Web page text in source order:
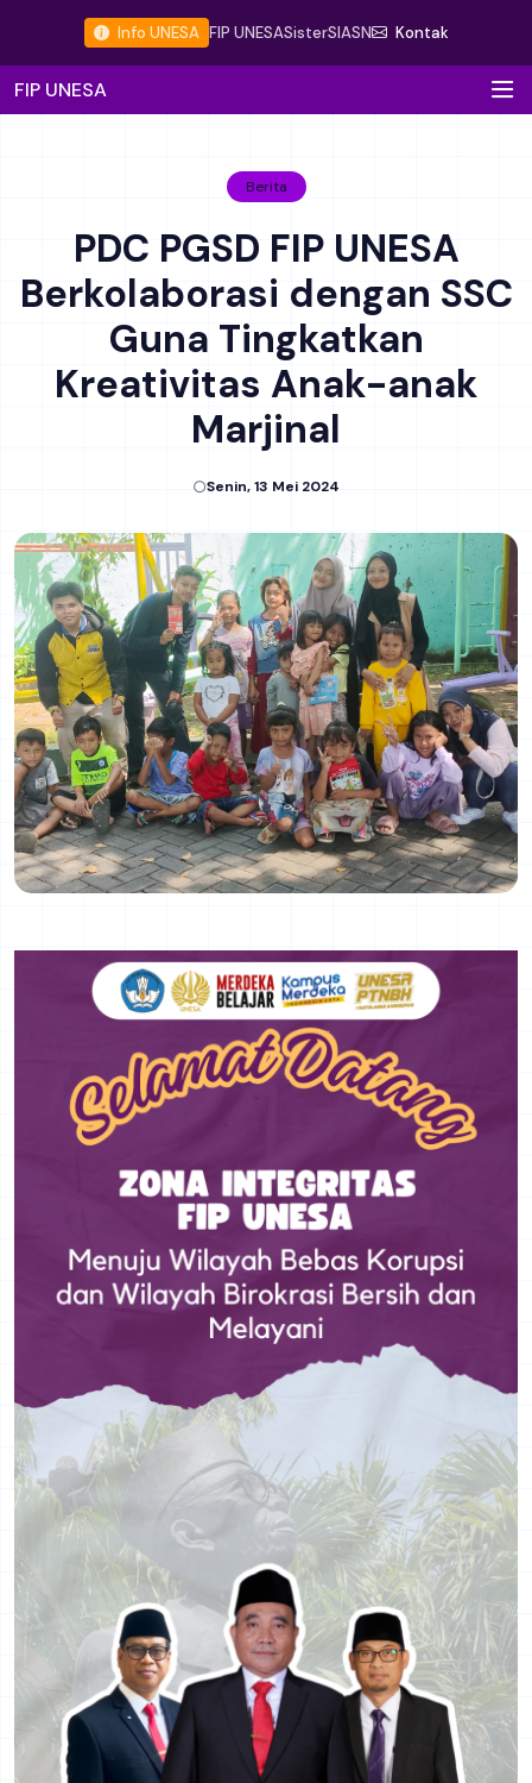
Info UNESA FIP UNESASisterSIASN Kontak
FIP UNESA
Berita
PDC PGSD FIP UNESA
Berkolaborasi dengan SSC
Guna Tingkatkan
Kreativitas Anak-anak
Marjinal
Senin, 13 Mei 2024